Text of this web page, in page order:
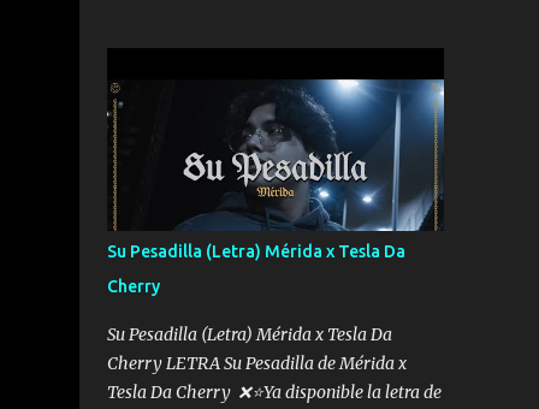
me mandó yo tengo el control a todos yo les
paro el dedo soy hocicon un malcriado un
malandrón Que Les importa no saben nada
falsas las risas las que me miran hay gente
corriente no quieren verte subir de level
trucha mis plebes Música A veces me pongo
un sombrero a veces me ven la cachucha de
lado con la mirada siempre en alto A veces
me fajó una super o a veces me fajó una
Glock siempre armado todas las
generaciones yo traigo El chiste es que hago
Su Pesadilla (Letra) Mérida x Tesla Da
Cherry
Su Pesadilla (Letra) Mérida x Tesla Da
Cherry LETRA Su Pesadilla de Mérida x
Tesla Da Cherry ❌⭐Ya disponible la letra de